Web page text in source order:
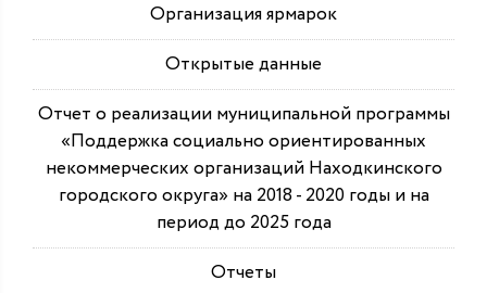
Организация ярмарок
Открытые данные
Отчет о реализации муниципальной программы
«Поддержка социально ориентированных
некоммерческих организаций Находкинского
городского округа» на 2018 - 2020 годы и на
период до 2025 года
Отчеты